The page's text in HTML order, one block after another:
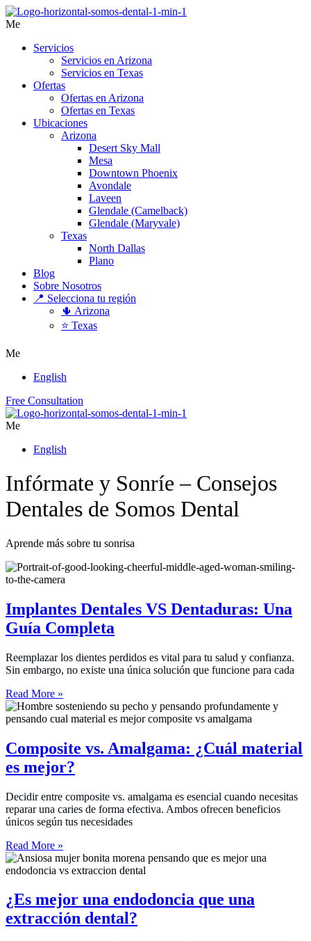
Me
Servicios
Servicios en Arizona
Servicios en Texas
Ofertas
Ofertas en Arizona
Ofertas en Texas
Ubicaciones
Arizona
Desert Sky Mall
Mesa
Downtown Phoenix
Avondale
Laveen
Glendale (Camelback)
Glendale (Maryvale)
Texas
North Dallas
Plano
Blog
Sobre Nosotros
📍 Selecciona tu región
🌵 Arizona
⭐ Texas
Me
English
Free Consultation
Me
English
Infórmate y Sonríe – Consejos
Dentales de Somos Dental
Aprende más sobre tu sonrisa
Implantes Dentales VS Dentaduras: Una
Guía Completa
Reemplazar los dientes perdidos es vital para tu salud y confianza.
Sin embargo, no existe una única solución que funcione para cada
Read More »
Composite vs. Amalgama: ¿Cuál material
es mejor?
Decidir entre composite vs. amalgama es esencial cuando necesitas
reparar una caries de forma efectiva. Ambos ofrecen beneficios
únicos según tus necesidades
Read More »
¿Es mejor una endodoncia que una
extracción dental?